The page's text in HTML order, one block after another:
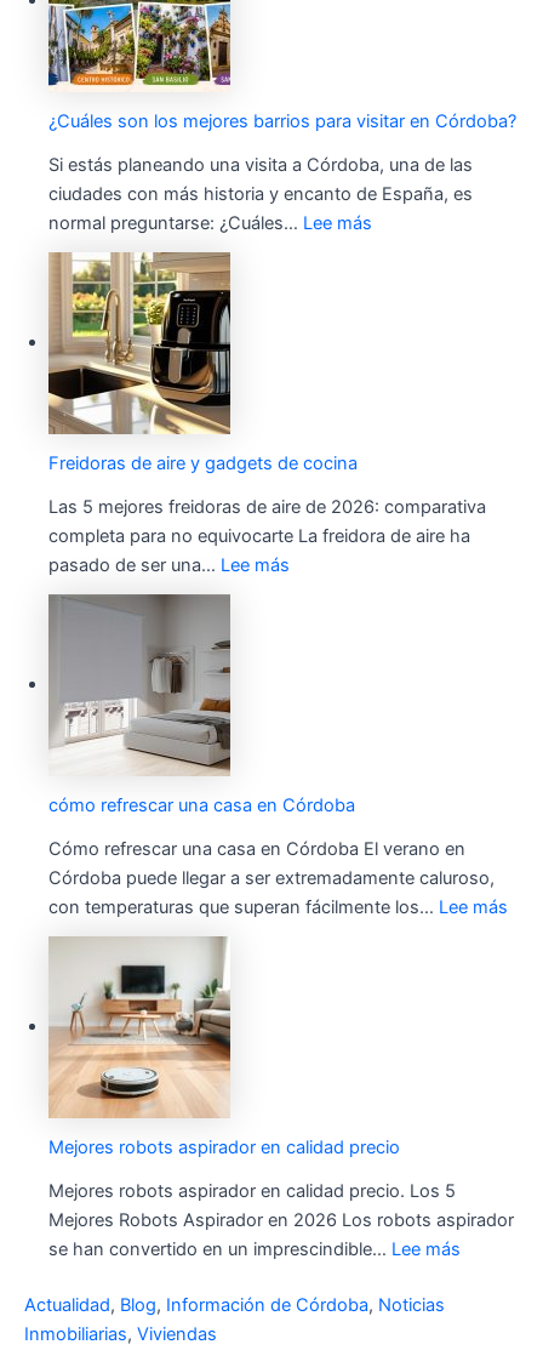
¿Cuáles son los mejores barrios para visitar en Córdoba?
Si estás planeando una visita a Córdoba, una de las
ciudades con más historia y encanto de España, es
normal preguntarse: ¿Cuáles… Lee más
Freidoras de aire y gadgets de cocina
Las 5 mejores freidoras de aire de 2026: comparativa
completa para no equivocarte La freidora de aire ha
pasado de ser una… Lee más
cómo refrescar una casa en Córdoba
Cómo refrescar una casa en Córdoba El verano en
Córdoba puede llegar a ser extremadamente caluroso,
con temperaturas que superan fácilmente los… Lee más
Mejores robots aspirador en calidad precio
Mejores robots aspirador en calidad precio. Los 5
Mejores Robots Aspirador en 2026 Los robots aspirador
se han convertido en un imprescindible… Lee más
Actualidad, Blog, Información de Córdoba, Noticias
Inmobiliarias, Viviendas